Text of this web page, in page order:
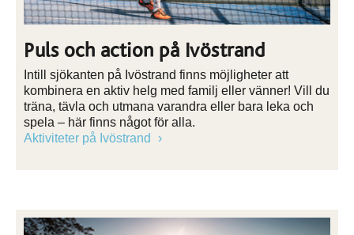
Puls och action på Ivöstrand
Intill sjökanten på Ivöstrand finns möjligheter att
kombinera en aktiv helg med familj eller vänner! Vill du
träna, tävla och utmana varandra eller bara leka och
spela – här finns något för alla.
Aktiviteter på Ivöstrand